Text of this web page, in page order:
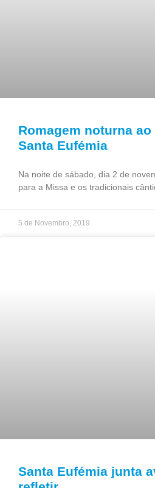
Romagem noturna
Santa Eufémia
Na noite de sábado, dia 2 de
para a Missa e os tradicionais
5 de Novembro, 2019
Santa Eufémia junta